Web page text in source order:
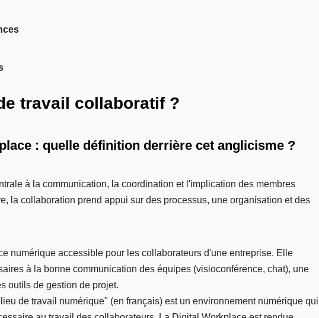
travail collaboratif ?
: quelle définition derrière cet anglicisme ?
à la communication, la coordination et l'implication des membres
la collaboration prend appui sur des processus, une organisation et des
numérique accessible pour les collaborateurs d'une entreprise. Elle
à la bonne communication des équipes (visioconférence, chat), une
outils de gestion de projet.
de travail numérique" (en français) est un environnement numérique qui